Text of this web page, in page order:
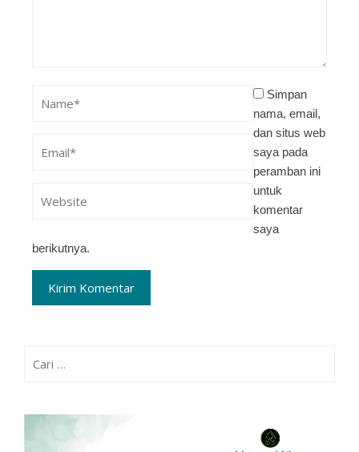
Simpan
nama, email,
dan situs web
saya pada
peramban ini
untuk
komentar
saya
berikutnya.
untuk: